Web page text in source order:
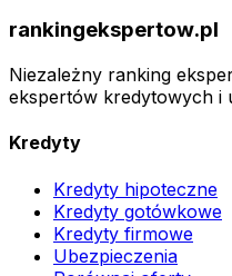
rankingekspertow.pl
Niezależny ranking
ekspertów kredytowych i
Kredyty
Kredyty hipoteczne
Kredyty gotówkowe
Kredyty firmowe
Ubezpieczenia